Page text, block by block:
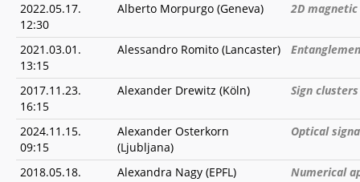
2022.05.17.
12:30
Alberto Morpurgo (Geneva) 2D
2021.03.01.
13:15
Alessandro Romito (Lancaster)
2017.11.23.
16:15
Alexander Drewitz (Köln) Sign
2024.11.15.
09:15
Alexander Osterkorn
(Ljubljana)
Optical
2018.05.18.
Alexandra Nagy (EPFL) Numerical